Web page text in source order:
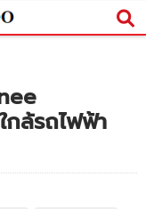
ล้รถไฟฟ้า